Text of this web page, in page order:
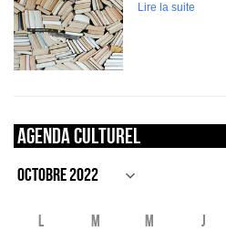
Lire la suite
Agenda culturel
L M M J